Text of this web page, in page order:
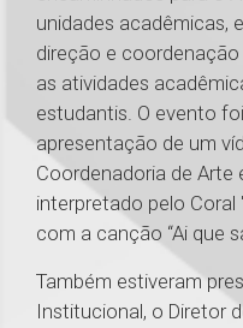
unidades acadêmicas,
direção e
as atividades
estudantis. O evento
apresentação de um
Coordenadoria de Arte
interpretado pelo Coral
com a canção “Ai que
Também estiveram
Institucional, o Diretor